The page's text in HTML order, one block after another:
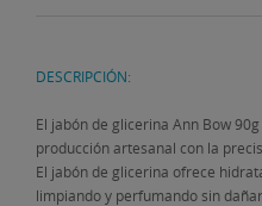
DESCRIPCIÓN:
El jabón de glicerina Ann Bow
producción artesanal con la
El jabón de glicerina ofrece
limpiando y perfumando sin